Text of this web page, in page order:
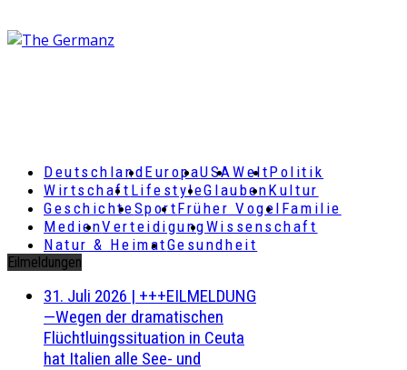
DeutschlandEuropaUSAWeltPolitik
Wirtschaft LifestyleGlaubenKultur
GeschichteSportFrüher Vogel Familie
MedienVerteidigungWissenschaft
Natur & HeimatGesundheit
Eilmeldungen
31. Juli 2026 | +++EILMELDUNG
—Wegen der dramatischen
Flüchtluingssituation in Ceuta
hat Italien alle See- und